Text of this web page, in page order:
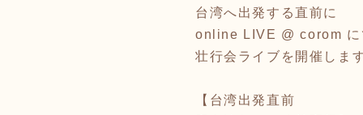
台湾へ出発する直前に
online LIVE @ corom に
壮行会ライブを開催します
【台湾出発直前